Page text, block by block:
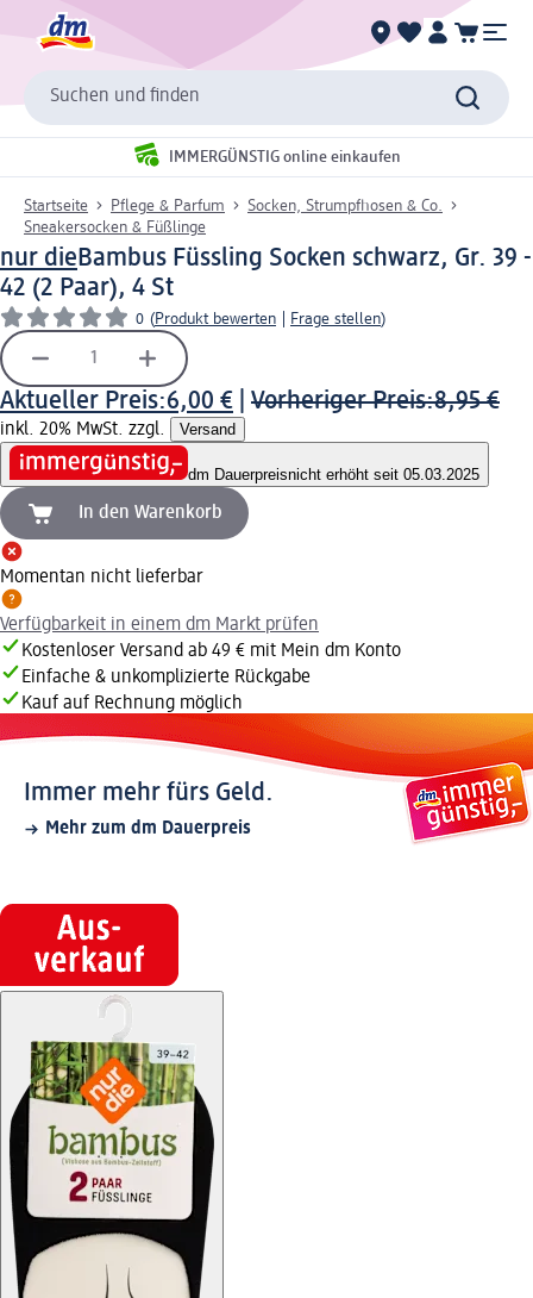
Suchen und finden
IMMERGÜNSTIG online einkaufen
Startseite Pflege & Parfum
Socken, Strumpfhosen & Co.
Sneakersocken & Füßlinge
nur dieBambus Füssling Socken schwarz, Gr. 39 -
42 (2 Paar), 4 St
0 (Produkt bewerten Frage stellen)
Aktueller Preis:6,00 € Vorheriger Preis:8,95 €
inkl. 20% MwSt. zzgl. Versand
dm Dauerpreisnicht erhöht seit 05.03.2025
In den Warenkorb
Momentan nicht lieferbar
Verfügbarkeit in einem dm Markt prüfen
Kostenloser Versand ab 49 € mit Mein dm Konto
Einfache & unkomplizierte Rückgabe
Kauf auf Rechnung möglich
Immer mehr fürs Geld.
Mehr zum dm Dauerpreis